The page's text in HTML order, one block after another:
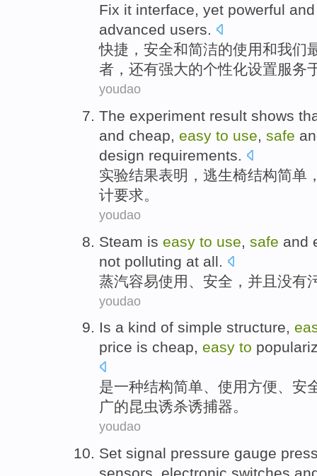
Fix it interface, yet powerful and
advanced users.
快捷 ， 安全和简洁的使用和我们
者， 还有强大的个性化设置服务
youdao
The experiment result shows
and cheap, easy to use, safe
design requirements.
实验结果表明 ， 逃生椅结构简单
计要求。
youdao
Steam is easy to use safe and
not polluting at all.
蒸汽容易使用 安全 ，并且 没有
youdao
Is a kind of simple structure,
price is cheap, easy to
是一种结构简单、 使用方便、 安
广的昆虫诱杀诱捕器。
youdao
Set signal pressure gauge